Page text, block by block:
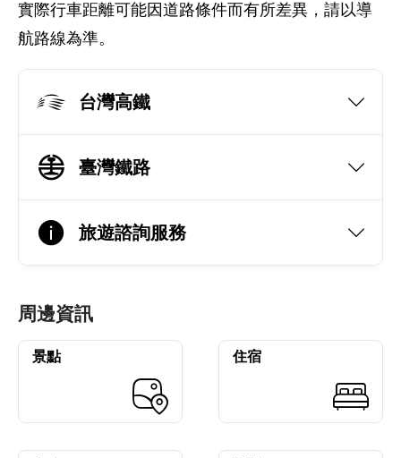
實際行車距離可能因道路條件而有所差異，請以導
航路線為準。
台灣高鐵
臺灣鐵路
旅遊諮詢服務
周邊資訊
景點 住宿